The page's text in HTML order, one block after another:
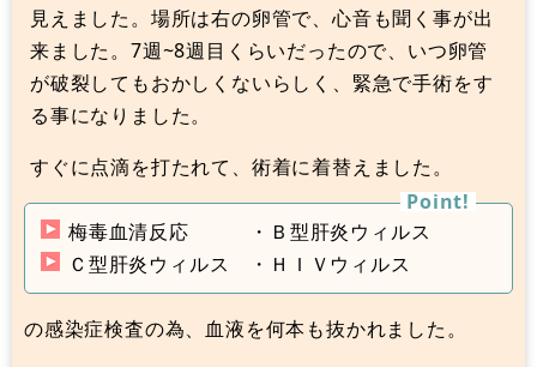
見えました。場所は右の卵管で、心音も聞く事が出
来ました。7週~8週目くらいだったので、いつ卵管
が破裂してもおかしくないらしく、緊急で手術をす
る事になりました。
すぐに点滴を打たれて、術着に着替えました。
梅毒血清反応 ・Ｂ型肝炎ウィルス
Ｃ型肝炎ウィルス ・ＨＩＶウィルス
の感染症検査の為、血液を何本も抜かれました。